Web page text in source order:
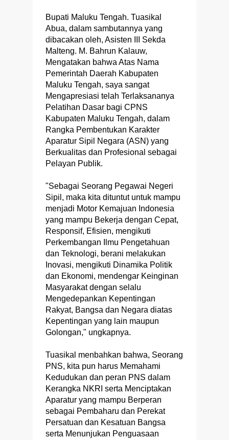
Bupati Maluku Tengah. Tuasikal
Abua, dalam sambutannya yang
dibacakan oleh, Asisten III Sekda
Malteng. M. Bahrun Kalauw,
Mengatakan bahwa Atas Nama
Pemerintah Daerah Kabupaten
Maluku Tengah, saya sangat
Mengapresiasi telah Terlaksananya
Pelatihan Dasar bagi CPNS
Kabupaten Maluku Tengah, dalam
Rangka Pembentukan Karakter
Aparatur Sipil Negara (ASN) yang
Berkualitas dan Profesional sebagai
Pelayan Publik.
"Sebagai Seorang Pegawai Negeri
Sipil, maka kita dituntut untuk mampu
menjadi Motor Kemajuan Indonesia
yang mampu Bekerja dengan Cepat,
Responsif, Efisien, mengikuti
Perkembangan Ilmu Pengetahuan
dan Teknologi, berani melakukan
Inovasi, mengikuti Dinamika Politik
dan Ekonomi, mendengar Keinginan
Masyarakat dengan selalu
Mengedepankan Kepentingan
Rakyat, Bangsa dan Negara diatas
Kepentingan yang lain maupun
Golongan," ungkapnya.
Tuasikal menbahkan bahwa, Seorang
PNS, kita pun harus Memahami
Kedudukan dan peran PNS dalam
Kerangka NKRI serta Menciptakan
Aparatur yang mampu Berperan
sebagai Pembaharu dan Perekat
Persatuan dan Kesatuan Bangsa
serta Menunjukan Penguasaan